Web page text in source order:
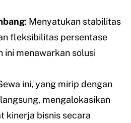
: Menyatukan stabilitas
fleksibilitas persentase
ini menawarkan solusi
ini, yang mirip dengan
mengalokasikan
kinerja bisnis secara